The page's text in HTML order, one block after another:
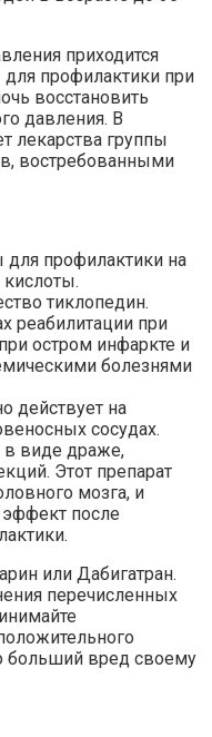
приходится
для профилактики при
восстановить
давления. В
лекарства группы
востребованными
для профилактики на
тиклопедин.
реабилитации при
остром инфаркте и
болезнями
действует на
сосудах.
в виде драже,
Этот препарат
мозга, и
после
или Дабигатран.
перечисленных
больший вред своему